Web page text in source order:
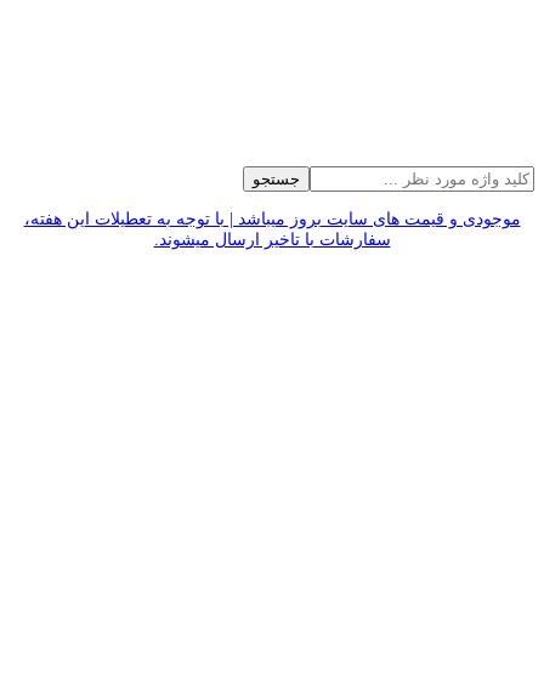
جستجو
موجودی و قیمت های سایت بروز میباشد | با توجه به تعطیلات این هفته،
سفارشات با تاخیر ارسال میشوند.